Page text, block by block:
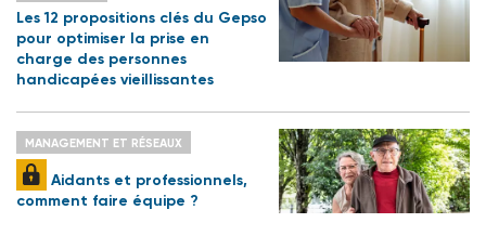
Les 12 propositions clés du Gepso
pour optimiser la prise en
charge des personnes
handicapées vieillissantes
MANAGEMENT ET RÉSEAUX
Aidants et professionnels,
comment faire équipe ?